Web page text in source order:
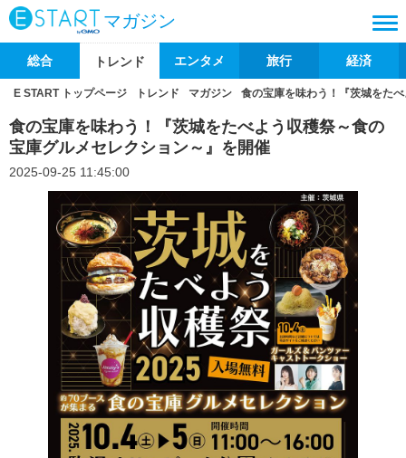
マガジン
総合 トレンド エンタメ 旅行 経済
E START トップページ トレンド マガジン 食の宝庫を味わう！『茨城をた
食の宝庫を味わう！『茨城をたべよう収穫祭～食の
宝庫グルメセレクション～』を開催
2025-09-25 11:45:00